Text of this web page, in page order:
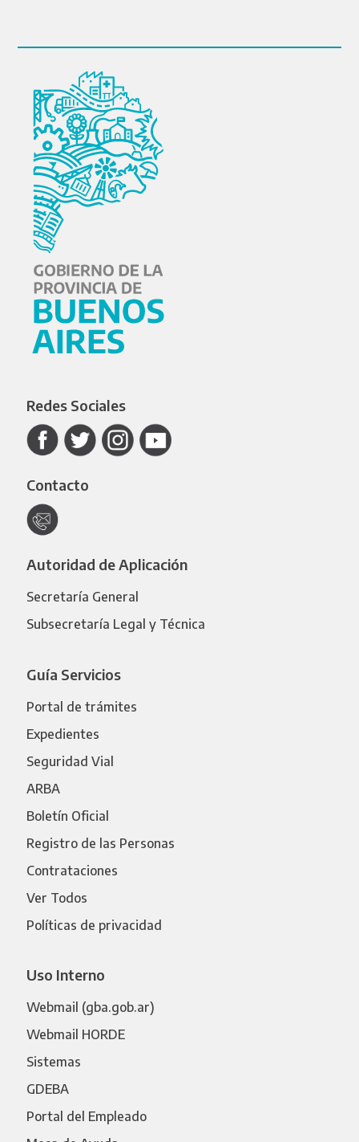
Redes Sociales
Contacto
Autoridad de Aplicación
Secretaría General
Subsecretaría Legal y Técnica
Guía Servicios
Portal de trámites
Expedientes
Seguridad Vial
ARBA
Boletín Oficial
Registro de las Personas
Contrataciones
Ver Todos
Políticas de privacidad
Uso Interno
Webmail (gba.gob.ar)
Webmail HORDE
Sistemas
GDEBA
Portal del Empleado